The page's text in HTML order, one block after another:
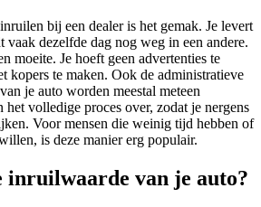
bij een dealer is het gemak. Je levert
dezelfde dag nog weg in een andere.
moeite. Je hoeft geen advertenties te
kopers te maken. Ook de administratieve
je auto worden meestal meteen
het volledige proces over, zodat je nergens
Voor mensen die weinig tijd hebben of
is deze manier erg populair.
inruilwaarde van je auto?